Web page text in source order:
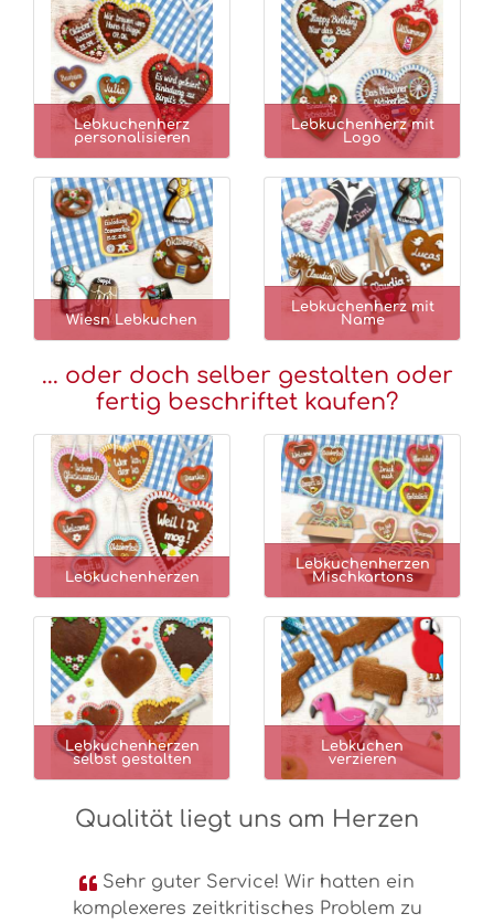
Lebkuchenherz
personalisieren
Lebkuchenherz mit
Logo
Wiesn Lebkuchen
Lebkuchenherz mit
Name
... oder doch selber gestalten oder
fertig beschriftet kaufen?
Lebkuchenherzen
Lebkuchenherzen
Mischkartons
Lebkuchenherzen
selbst gestalten
Lebkuchen
verzieren
Qualität liegt uns am Herzen
Sehr guter Service! Wir hatten ein
komplexeres zeitkritisches Problem zu